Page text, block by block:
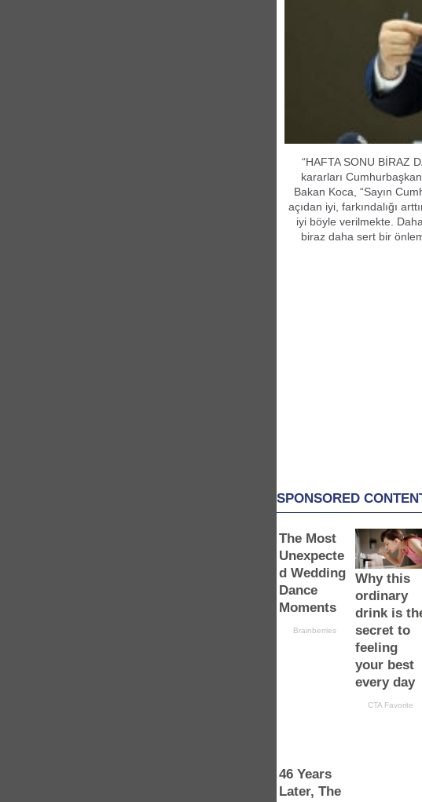
“HAFTA SONU BİRAZ
kararları
Bakan Koca, “Sayın
açıdan iyi, farkındalığı
iyi böyle verilmekte.
biraz daha sert bir